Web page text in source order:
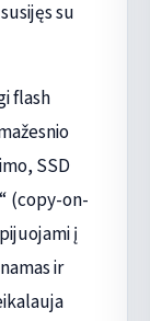
su
flash
SSD
(copy-on-
į
ir